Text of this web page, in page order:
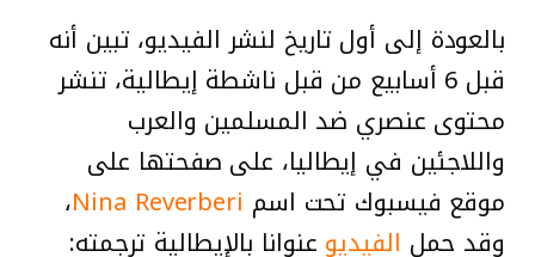
بالعودة إلى أول تاريخ لنشر الفيديو، تبين أنه
قبل 6 أسابيع من قبل ناشطة إيطالية، تنشر
محتوى عنصري ضد المسلمين والعرب
واللاجئين في إيطاليا، على صفحتها على
موقع فيسبوك تحت اسم Nina Reverberi،
وقد حمل الفيديو عنوانا بالإيطالية ترجمته: